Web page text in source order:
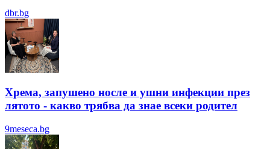
dbr.bg
Хрема, запушено носле и ушни инфекции през
лятотo - какво трябва да знае всеки родител
9meseca.bg